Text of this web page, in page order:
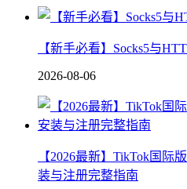
【新手必看】Socks5与
2026-08-06
【2026最新】TikTok国际
装与注册完整指南